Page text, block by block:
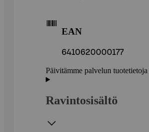
EAN
6410620000177
Päivitämme palvelun
Ravintosisältö